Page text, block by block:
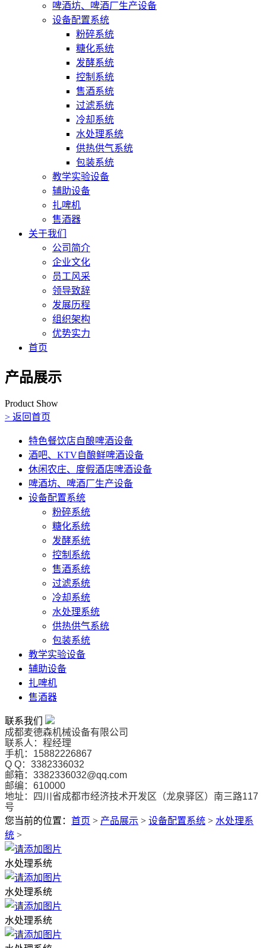
啤酒坊、啤酒厂生产设备
设备配置系统
粉碎系统
糖化系统
发酵系统
控制系统
售酒系统
过滤系统
冷却系统
水处理系统
供热供气系统
包装系统
教学实验设备
辅助设备
扎啤机
售酒器
关于我们
公司简介
企业文化
员工风采
领导致辞
发展历程
组织架构
优势实力
首页
产品展示
Product Show
> 返回首页
特色餐饮店自酿啤酒设备
酒吧、KTV自酿鲜啤酒设备
休闲农庄、度假酒店啤酒设备
啤酒坊、啤酒厂生产设备
设备配置系统
粉碎系统
糖化系统
发酵系统
控制系统
售酒系统
过滤系统
冷却系统
水处理系统
供热供气系统
包装系统
教学实验设备
辅助设备
扎啤机
售酒器
联系我们
成都麦德森机械设备有限公司
联系人：程经理
手机：15882226867
Q Q：3382336032
邮箱：3382336032@qq.com
邮编：610000
地址：
四川省成都市经济技术开发区（龙泉驿区）南三路117
号
您当前的位置： 首页 > 产品展示 > 设备配置系统 > 水处理系
统 >
水处理系统
水处理系统
水处理系统